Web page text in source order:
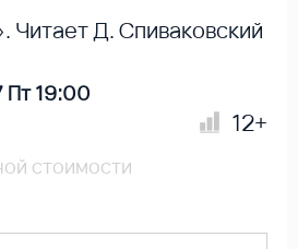
Читает Д. Спиваковский
Пт 19:00
12+
стоимости